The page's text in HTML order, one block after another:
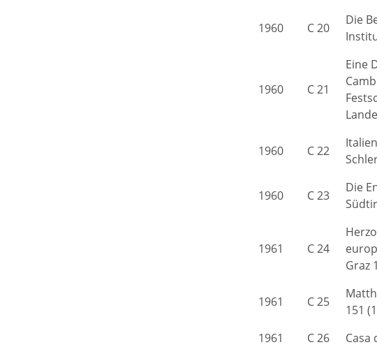
1960 C 20
Die
1960 C 21
Eine
1960 C 22
1960 C 23
Die
1961 C 24
Graz
1961 C 25
151
1961
C 26 Casa